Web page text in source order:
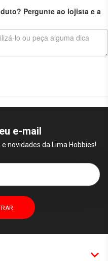
Pergunte ao lojista e a
e-mail
novidades da Lima Hobbies!